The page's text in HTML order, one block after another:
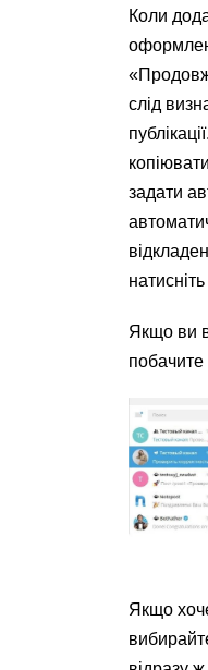
Коли
слід
задати
Якщо ви
побачите
Якщо